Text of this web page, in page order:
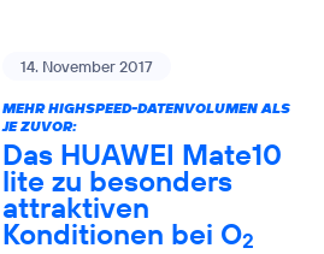
14. November 2017
MEHR HIGHSPEED-DATENVOLUMEN ALS
JE ZUVOR:
Das HUAWEI Mate10
lite zu besonders
attraktiven
Konditionen bei O2